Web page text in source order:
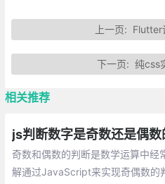
上一页: Flutter
下一页: 纯css
相关推荐
js判断数字是奇数还是偶
奇数和偶数的判断是数学运算中经
解通过JavaScript来实现奇偶数的